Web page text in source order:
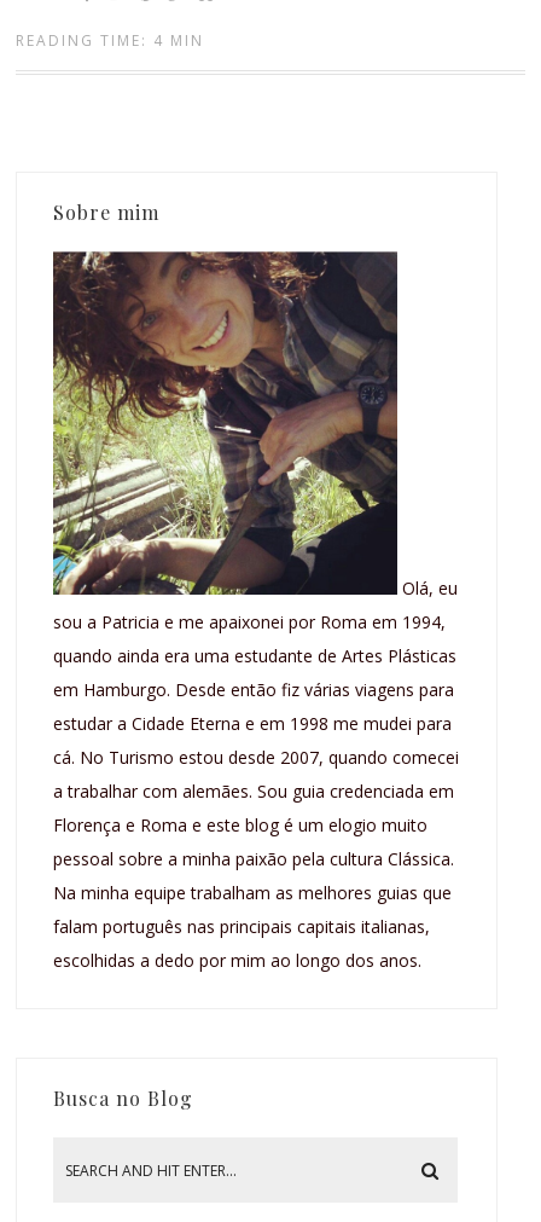
READING TIME: 4 MIN
Sobre mim
Olá, eu
sou a Patricia e me apaixonei por Roma em 1994,
quando ainda era uma estudante de Artes Plásticas
em Hamburgo. Desde então fiz várias viagens para
estudar a Cidade Eterna e em 1998 me mudei para
cá. No Turismo estou desde 2007, quando comecei
a trabalhar com alemães. Sou guia credenciada em
Florença e Roma e este blog é um elogio muito
pessoal sobre a minha paixão pela cultura Clássica.
Na minha equipe trabalham as melhores guias que
falam português nas principais capitais italianas,
escolhidas a dedo por mim ao longo dos anos.
Busca no Blog